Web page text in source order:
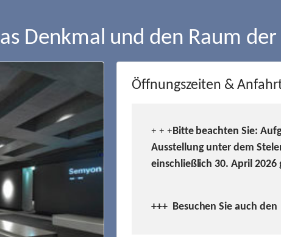
Denkmal und den Raum
Öffnungszeiten &
+ + +Bitte beachten Sie:
Ausstellung unter dem
einschließlich 30. April 2026
+++ Besuchen Sie auch den